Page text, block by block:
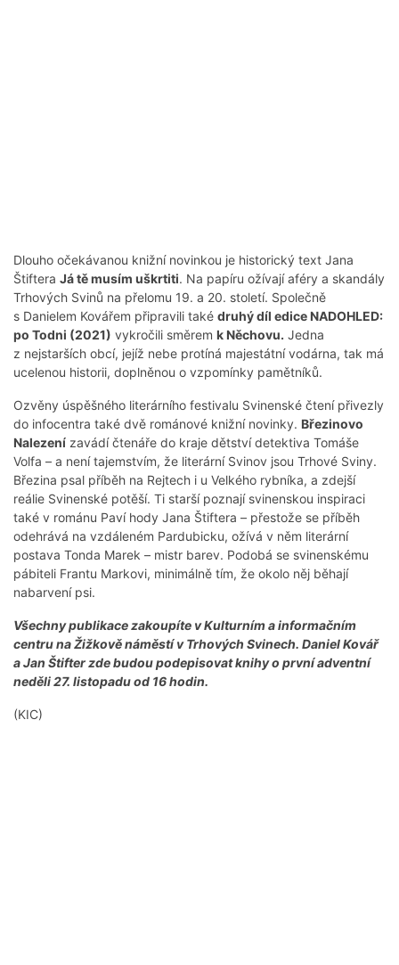
Dlouho očekávanou knižní novinkou je historický text Jana
Štiftera Já tě musím uškrtiti. Na papíru ožívají aféry a skandály
Trhových Svinů na přelomu 19. a 20. století. Společně
s Danielem Kovářem připravili také druhý díl edice NADOHLED:
po Todni (2021) vykročili směrem k Něchovu. Jedna
z nejstarších obcí, jejíž nebe protíná majestátní vodárna, tak má
ucelenou historii, doplněnou o vzpomínky pamětníků.
Ozvěny úspěšného literárního festivalu Svinenské čtení přivezly
do infocentra také dvě románové knižní novinky. Březinovo
Nalezení zavádí čtenáře do kraje dětství detektiva Tomáše
Volfa – a není tajemstvím, že literární Svinov jsou Trhové Sviny.
Březina psal příběh na Rejtech i u Velkého rybníka, a zdejší
reálie Svinenské potěší. Ti starší poznají svinenskou inspiraci
také v románu Paví hody Jana Štiftera – přestože se příběh
odehrává na vzdáleném Pardubicku, ožívá v něm literární
postava Tonda Marek – mistr barev. Podobá se svinenskému
pábiteli Frantu Markovi, minimálně tím, že okolo něj běhají
nabarvení psi.
Všechny publikace zakoupíte v Kulturním a informačním
centru na Žižkově náměstí v Trhových Svinech. Daniel Kovář
a Jan Štifter zde budou podepisovat knihy o první adventní
neděli 27. listopadu od 16 hodin.
(KIC)